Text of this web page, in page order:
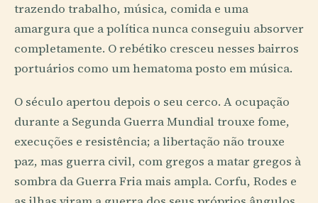
trazendo trabalho, música, comida e uma
amargura que a política nunca conseguiu absorver
completamente. O rebétiko cresceu nesses bairros
portuários como um hematoma posto em música.
O século apertou depois o seu cerco. A ocupação
durante a Segunda Guerra Mundial trouxe fome,
execuções e resistência; a libertação não trouxe
paz, mas guerra civil, com gregos a matar gregos à
sombra da Guerra Fria mais ampla. Corfu, Rodes e